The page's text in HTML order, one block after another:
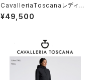
CavalleriaToscanaレディスS
Sシャツ CAD294PA100
¥49,500